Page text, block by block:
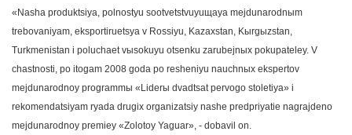
«Nasha produktsiya, polnostyu sootvetstvuyuщaya mejdunarodnыm
trebovaniyam, eksportiruetsya v Rossiyu, Kazaxstan, Kыrgыzstan,
Turkmenistan i poluchaet vыsokuyu otsenku zarubejnыx pokupateley. V
chastnosti, po itogam 2008 goda po resheniyu nauchnыx ekspertov
mejdunarodnoy programmы «Liderы dvadtsat pervogo stoletiya» i
rekomendatsiyam ryada drugix organizatsiy nashe predpriyatie nagrajdeno
mejdunarodnoy premiey «Zolotoy Yaguar», - dobavil on.